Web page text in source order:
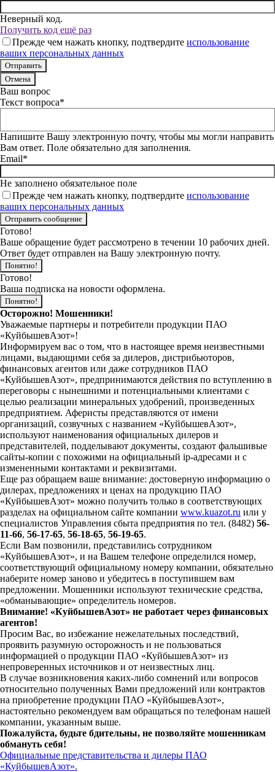
Неверный код.
Получить код ещё раз
Прежде чем нажать кнопку, подтвердите использование
ваших персональных данных
Отмена
Ваш вопрос
Текст вопроса*
Напишите Вашу электронную почту, чтобы мы могли направить
Вам ответ. Поле обязательно для заполнения.
Email*
Не заполнено обязательное поле
Прежде чем нажать кнопку, подтвердите использование
ваших персональных данных
Готово!
Ваше обращение будет рассмотрено в течении 10 рабочих дней.
Ответ будет отправлен на Вашу электронную почту.
Понятно!
Готово!
Ваша подписка на новости оформлена.
Понятно!
Осторожно! Мошенники!
Уважаемые партнеры и потребители продукции ПАО
«КуйбышевАзот»!
Информируем вас о том, что в настоящее время неизвестными
лицами, выдающими себя за дилеров, дистрибьюторов,
финансовых агентов или даже сотрудников ПАО
«КуйбышевАзот», предпринимаются действия по вступлению в
переговоры с нынешними и потенциальными клиентами с
целью реализации минеральных удобрений, произведенных
предприятием. Аферисты представляются от имени
организаций, созвучных с названием «КуйбышевАзот»,
используют наименования официальных дилеров и
представителей, подделывают документы, создают фальшивые
сайты-копии с похожими на официальный ip-адресами и с
измененными контактами и реквизитами.
Еще раз обращаем ваше внимание: достоверную информацию о
дилерах, предложениях и ценах на продукцию ПАО
«КуйбышевАзот» можно получить только в соответствующих
разделах на официальном сайте компании www.kuazot.ru или у
специалистов Управления сбыта предприятия по тел. (8482) 56-
11-66, 56-17-65, 56-18-65, 56-19-65.
Если Вам позвонили, представились сотрудником
«КуйбышевАзот», и на Вашем телефоне определился номер,
соответствующий официальному номеру компании, обязательно
наберите номер заново и убедитесь в поступившем вам
предложении. Мошенники используют технические средства,
«обманывающие» определитель номеров.
Внимание! «КуйбышевАзот» не работает через финансовых
агентов!
Просим Вас, во избежание нежелательных последствий,
проявить разумную осторожность и не пользоваться
информацией о продукции ПАО «КуйбышевАзот» из
непроверенных источников и от неизвестных лиц.
В случае возникновения каких-либо сомнений или вопросов
относительно полученных Вами предложений или контрактов
на приобретение продукции ПАО «КуйбышевАзот»,
настоятельно рекомендуем вам обращаться по телефонам нашей
компании, указанным выше.
Пожалуйста, будьте бдительны, не позволяйте мошенникам
обмануть себя!
Официальные представительства и дилеры ПАО
«КуйбышевАзот».